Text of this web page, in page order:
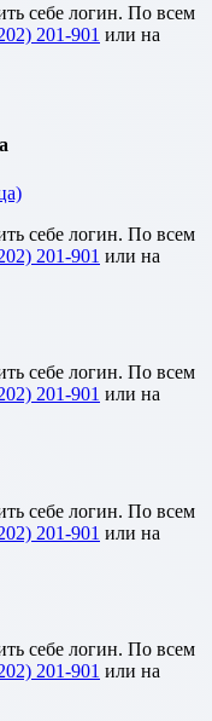
себе логин. По всем
201-901 или на
себе логин. По всем
201-901 или на
себе логин. По всем
201-901 или на
себе логин. По всем
201-901 или на
себе логин. По всем
201-901 или на